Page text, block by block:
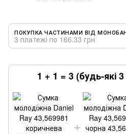
ПОКУПКА ЧАСТИНАМИ ВІД
3 платежі по 166.33 грн
1 + 1 = 3 (будь-які 3